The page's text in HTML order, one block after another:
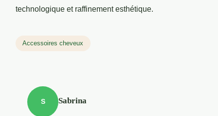
technologique et raffinement esthétique.
Accessoires cheveux
S Sabrina